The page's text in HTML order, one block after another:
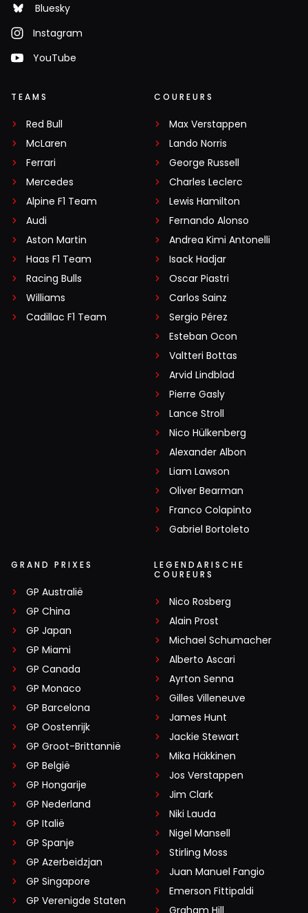
Bluesky
Instagram
YouTube
TEAMS
Red Bull
McLaren
Ferrari
Mercedes
Alpine F1 Team
Audi
Aston Martin
Haas F1 Team
Racing Bulls
Williams
Cadillac F1 Team
COUREURS
Max Verstappen
Lando Norris
George Russell
Charles Leclerc
Lewis Hamilton
Fernando Alonso
Andrea Kimi Antonelli
Isack Hadjar
Oscar Piastri
Carlos Sainz
Sergio Pérez
Esteban Ocon
Valtteri Bottas
Arvid Lindblad
Pierre Gasly
Lance Stroll
Nico Hülkenberg
Alexander Albon
Liam Lawson
Oliver Bearman
Franco Colapinto
Gabriel Bortoleto
GRAND PRIXES
GP Australië
GP China
GP Japan
GP Miami
GP Canada
GP Monaco
GP Barcelona
GP Oostenrijk
GP Groot-Brittannië
GP België
GP Hongarije
GP Nederland
GP Italië
GP Spanje
GP Azerbeidzjan
GP Singapore
GP Verenigde Staten
LEGENDARISCHE
COUREURS
Nico Rosberg
Alain Prost
Michael Schumacher
Alberto Ascari
Ayrton Senna
Gilles Villeneuve
James Hunt
Jackie Stewart
Mika Häkkinen
Jos Verstappen
Jim Clark
Niki Lauda
Nigel Mansell
Stirling Moss
Juan Manuel Fangio
Emerson Fittipaldi
Graham Hill